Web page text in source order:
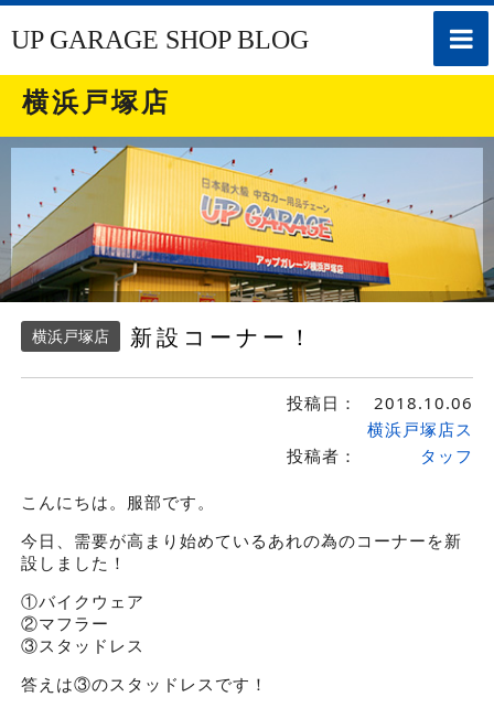
toggle
UP GARAGE SHOP BLOG
横浜戸塚店
横浜戸塚店 新設コーナー！
投稿日： 2018.10.06
投稿者：
横浜戸塚店ス
タッフ
こんにちは。服部です。
今日、需要が高まり始めているあれの為のコーナーを新
設しました！
①バイクウェア
②マフラー
③スタッドレス
答えは③のスタッドレスです！